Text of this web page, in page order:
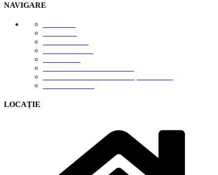
NAVIGARE
LOCAȚIE